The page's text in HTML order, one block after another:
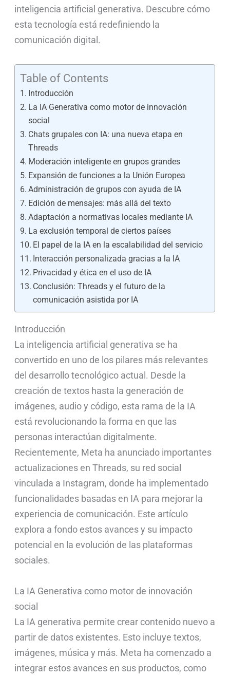
inteligencia artificial generativa. Descubre cómo
esta tecnología está redefiniendo la
comunicación digital.
Table of Contents
Introducción
La IA Generativa como motor de innovación
social
Chats grupales con IA: una nueva etapa en
Threads
Moderación inteligente en grupos grandes
Expansión de funciones a la Unión Europea
Administración de grupos con ayuda de IA
Edición de mensajes: más allá del texto
Adaptación a normativas locales mediante IA
La exclusión temporal de ciertos países
El papel de la IA en la escalabilidad del servicio
Interacción personalizada gracias a la IA
Privacidad y ética en el uso de IA
Conclusión: Threads y el futuro de la
comunicación asistida por IA
Introducción
La inteligencia artificial generativa se ha
convertido en uno de los pilares más relevantes
del desarrollo tecnológico actual. Desde la
creación de textos hasta la generación de
imágenes, audio y código, esta rama de la IA
está revolucionando la forma en que las
personas interactúan digitalmente.
Recientemente, Meta ha anunciado importantes
actualizaciones en Threads, su red social
vinculada a Instagram, donde ha implementado
funcionalidades basadas en IA para mejorar la
experiencia de comunicación. Este artículo
explora a fondo estos avances y su impacto
potencial en la evolución de las plataformas
sociales.
La IA Generativa como motor de innovación
social
La IA generativa permite crear contenido nuevo a
partir de datos existentes. Esto incluye textos,
imágenes, música y más. Meta ha comenzado a
integrar estos avances en sus productos, como